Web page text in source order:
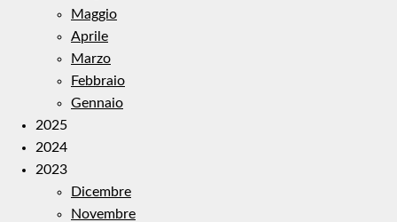
Maggio
Aprile
Marzo
Febbraio
Gennaio
2025
2024
2023
Dicembre
Novembre